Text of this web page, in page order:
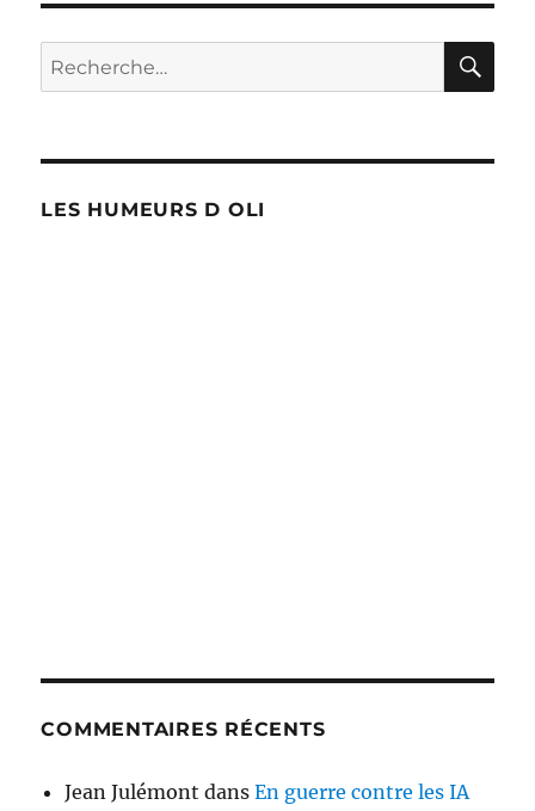
le
carré
Recherche
pour :
LES HUMEURS D OLI
COMMENTAIRES RÉCENTS
Jean Julémont dansEn guerre contre les IA